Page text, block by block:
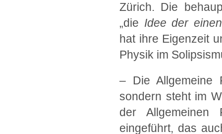
Zürich. Die
„die Idee der
hat ihre Eigenzeit
Physik im
– Die Allgemeine
sondern steht im
der Allgemeinen
eingeführt, das